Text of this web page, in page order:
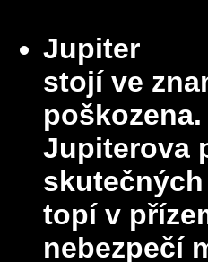
Jupiter
stojí ve
Jupiterova
topí v
nebezpečí